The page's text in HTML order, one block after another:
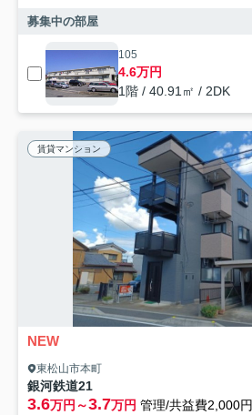
募集中の部屋
105
4.6万円
1階 / 40.91㎡ / 2DK
賃貸マンション
NEW
東松山市本町
銀河鉄道21
3.6万円～3.7万円 管理/共益費2,000円